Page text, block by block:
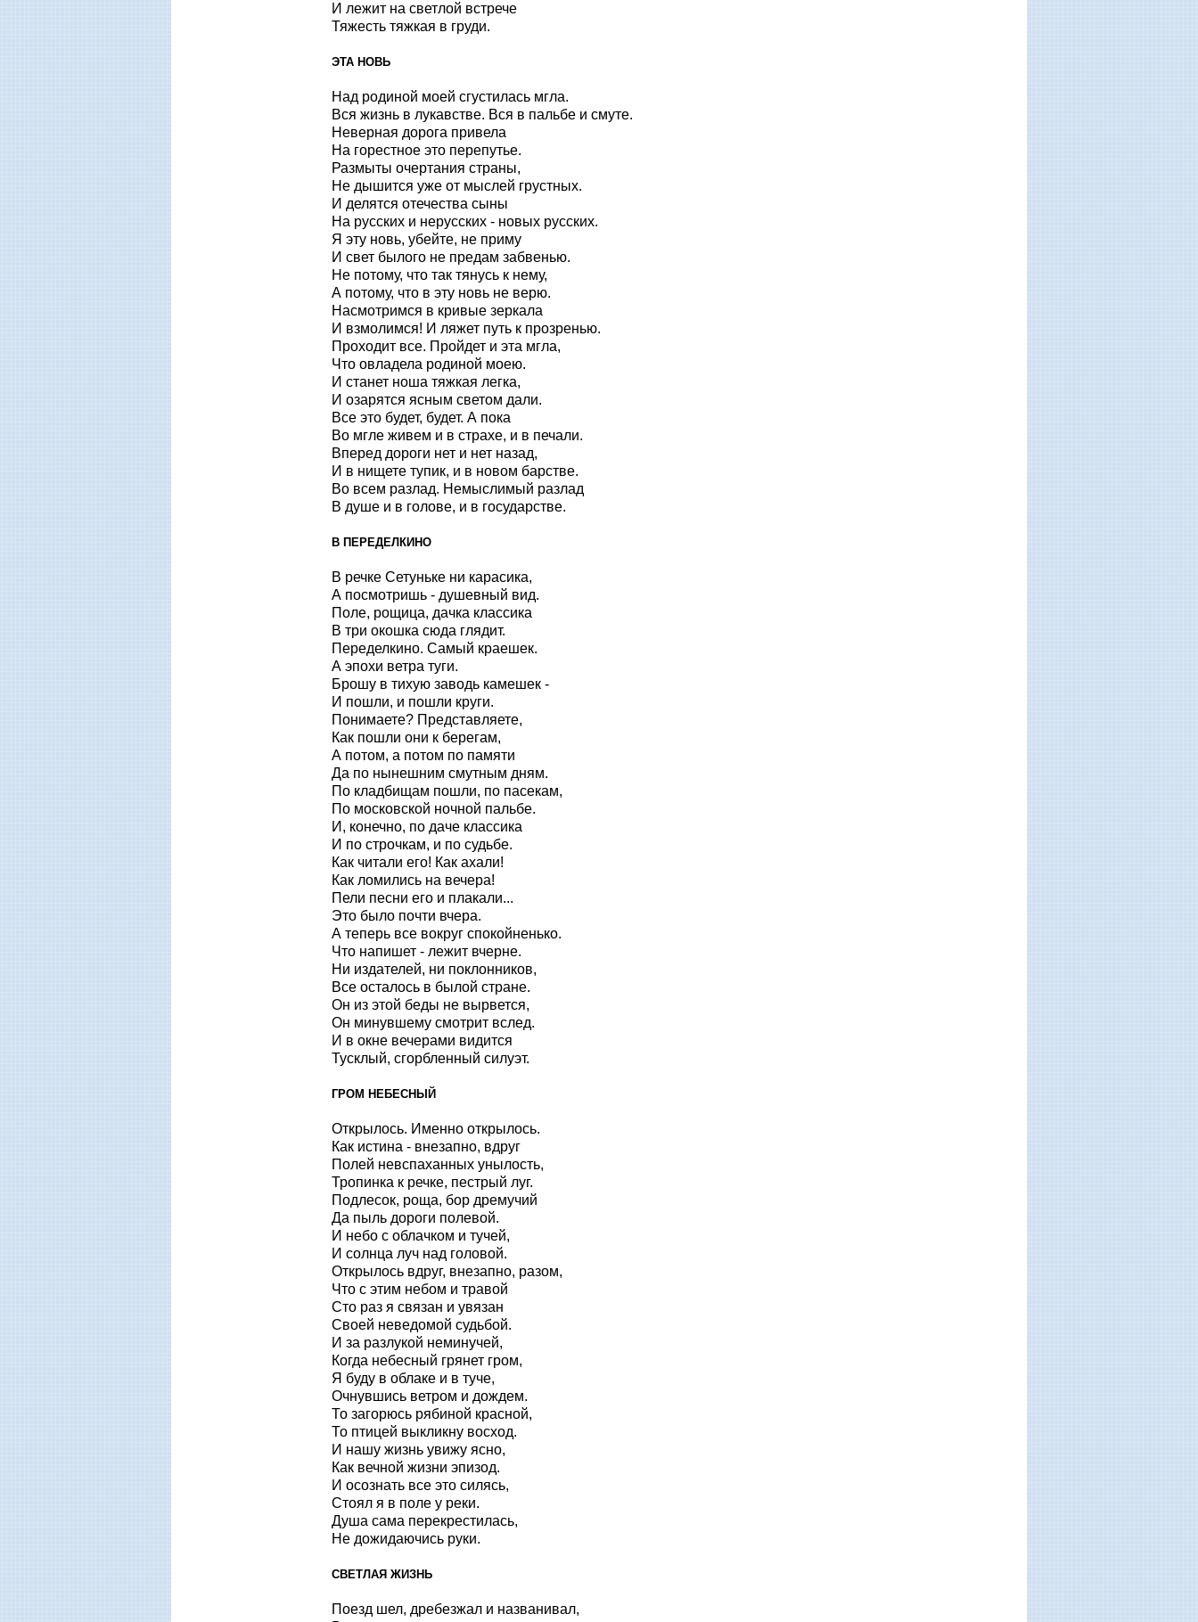
И лежит на светлой встрече
Тяжесть тяжкая в груди.
ЭТА НОВЬ
Над родиной моей сгустилась мгла.
Вся жизнь в лукавстве. Вся в пальбе и смуте.
Неверная дорога привела
На горестное это перепутье.
Размыты очертания страны,
Не дышится уже от мыслей грустных.
И делятся отечества сыны
На русских и нерусских - новых русских.
Я эту новь, убейте, не приму
И свет былого не предам забвенью.
Не потому, что так тянусь к нему,
А потому, что в эту новь не верю.
Насмотримся в кривые зеркала
И взмолимся! И ляжет путь к прозренью.
Проходит все. Пройдет и эта мгла,
Что овладела родиной моею.
И станет ноша тяжкая легка,
И озарятся ясным светом дали.
Все это будет, будет. А пока
Во мгле живем и в страхе, и в печали.
Вперед дороги нет и нет назад,
И в нищете тупик, и в новом барстве.
Во всем разлад. Немыслимый разлад
В душе и в голове, и в государстве.
В ПЕРЕДЕЛКИНО
В речке Сетуньке ни карасика,
А посмотришь - душевный вид.
Поле, рощица, дачка классика
В три окошка сюда глядит.
Переделкино. Самый краешек.
А эпохи ветра туги.
Брошу в тихую заводь камешек -
И пошли, и пошли круги.
Понимаете? Представляете,
Как пошли они к берегам,
А потом, а потом по памяти
Да по нынешним смутным дням.
По кладбищам пошли, по пасекам,
По московской ночной пальбе.
И, конечно, по даче классика
И по строчкам, и по судьбе.
Как читали его! Как ахали!
Как ломились на вечера!
Пели песни его и плакали...
Это было почти вчера.
А теперь все вокруг спокойненько.
Что напишет - лежит вчерне.
Ни издателей, ни поклонников,
Все осталось в былой стране.
Он из этой беды не вырвется,
Он минувшему смотрит вслед.
И в окне вечерами видится
Тусклый, сгорбленный силуэт.
ГРОМ НЕБЕСНЫЙ
Открылось. Именно открылось.
Как истина - внезапно, вдруг
Полей невспаханных унылость,
Тропинка к речке, пестрый луг.
Подлесок, роща, бор дремучий
Да пыль дороги полевой.
И небо с облачком и тучей,
И солнца луч над головой.
Открылось вдруг, внезапно, разом,
Что с этим небом и травой
Сто раз я связан и увязан
Своей неведомой судьбой.
И за разлукой неминучей,
Когда небесный грянет гром,
Я буду в облаке и в туче,
Очнувшись ветром и дождем.
То загорюсь рябиной красной,
То птицей выкликну восход.
И нашу жизнь увижу ясно,
Как вечной жизни эпизод.
И осознать все это силясь,
Стоял я в поле у реки.
Душа сама перекрестилась,
Не дожидаючись руки.
СВЕТЛАЯ ЖИЗНЬ
Поезд шел, дребезжал и названивал,